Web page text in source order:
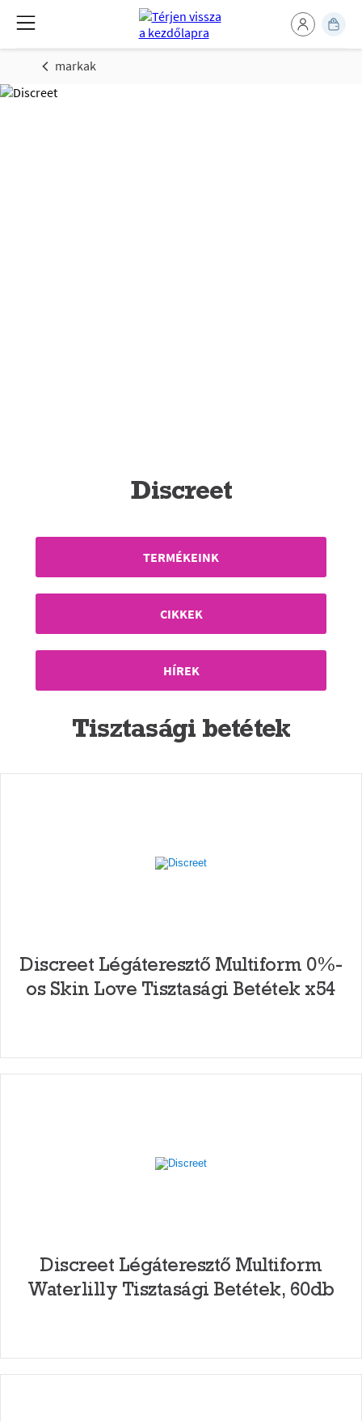
markak
Discreet
TERMÉKEINK
CIKKEK
HÍREK
Tisztasági betétek
Discreet Légáteresztő Multiform 0%-
os Skin Love Tisztasági Betétek x54
Discreet Légáteresztő Multiform
Waterlilly Tisztasági Betétek, 60db